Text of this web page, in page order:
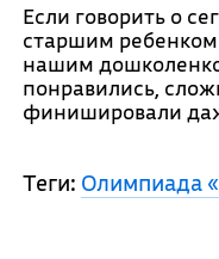
Если говорить о
старшим
нашим
понравились,
финишировали
Теги: Олимпиада